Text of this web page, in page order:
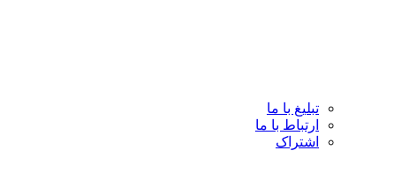
تبلیغ با ما
ارتباط با ما
اشتراک